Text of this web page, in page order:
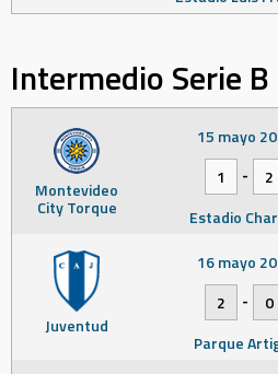
Intermedio Serie B
Montevideo
City Torque
15 mayo
1
-
2
Estadio
Juventud
16 mayo
2
-
0
Parque